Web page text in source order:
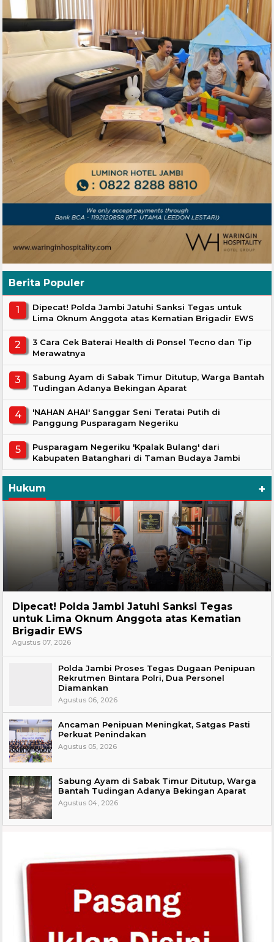
Berita Populer
Dipecat! Polda Jambi Jatuhi Sanksi Tegas untuk
Lima Oknum Anggota atas Kematian Brigadir EWS
3 Cara Cek Baterai Health di Ponsel Tecno dan Tip
Merawatnya
Sabung Ayam di Sabak Timur Ditutup, Warga Bantah
Tudingan Adanya Bekingan Aparat
'NAHAN AHAI' Sanggar Seni Teratai Putih di
Panggung Pusparagam Negeriku
Pusparagam Negeriku 'Kpalak Bulang' dari
Kabupaten Batanghari di Taman Budaya Jambi
Hukum +
Dipecat! Polda Jambi Jatuhi Sanksi Tegas
untuk Lima Oknum Anggota atas Kematian
Brigadir EWS
Agustus 07, 2026
Polda Jambi Proses Tegas Dugaan Penipuan
Rekrutmen Bintara Polri, Dua Personel
Diamankan
Agustus 06, 2026
Ancaman Penipuan Meningkat, Satgas Pasti
Perkuat Penindakan
Agustus 05, 2026
Sabung Ayam di Sabak Timur Ditutup, Warga
Bantah Tudingan Adanya Bekingan Aparat
Agustus 04, 2026